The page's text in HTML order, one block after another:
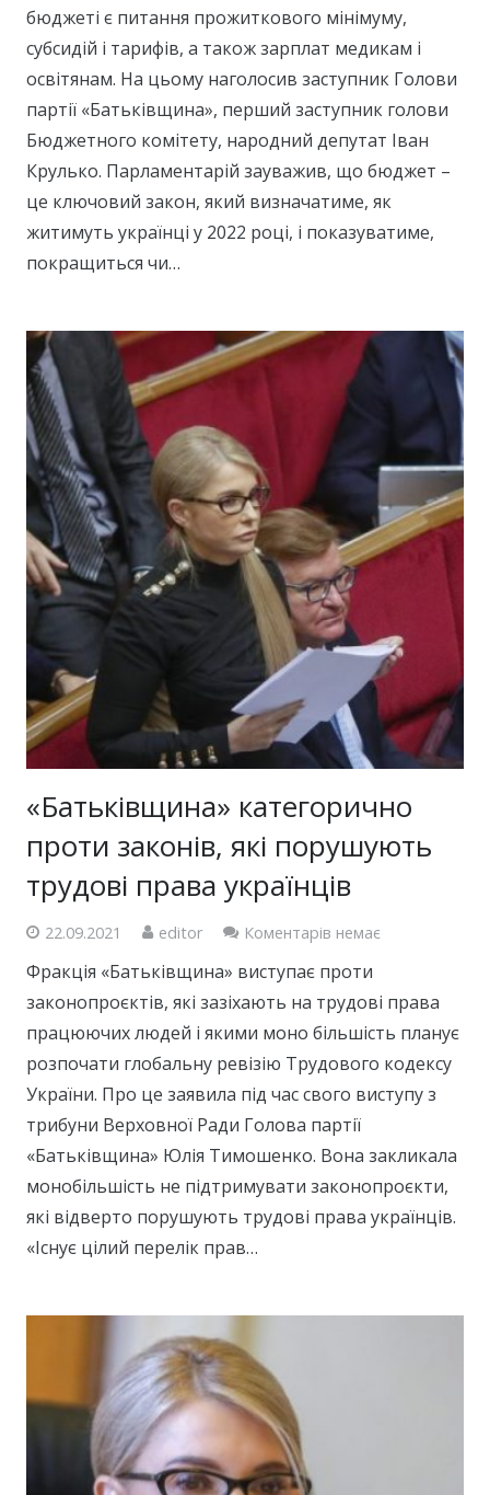
бюджеті є питання прожиткового мінімуму,
субсидій і тарифів, а також зарплат медикам і
освітянам. На цьому наголосив заступник Голови
партії «Батьківщина», перший заступник голови
Бюджетного комітету, народний депутат Іван
Крулько. Парламентарій зауважив, що бюджет –
це ключовий закон, який визначатиме, як
житимуть українці у 2022 році, і показуватиме,
покращиться чи…
«Батьківщина» категорично
проти законів, які порушують
трудові права українців
22.09.2021 editor Коментарів немає
Фракція «Батьківщина» виступає проти
законопроєктів, які зазіхають на трудові права
працюючих людей і якими моно більшість планує
розпочати глобальну ревізію Трудового кодексу
України. Про це заявила під час свого виступу з
трибуни Верховної Ради Голова партії
«Батьківщина» Юлія Тимошенко. Вона закликала
монобільшість не підтримувати законопроєкти,
які відверто порушують трудові права українців.
«Існує цілий перелік прав…